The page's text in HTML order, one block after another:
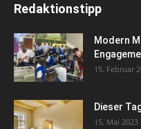
Redaktionstipp
Modern
15. Februar
Dieser
15. Mai 2023